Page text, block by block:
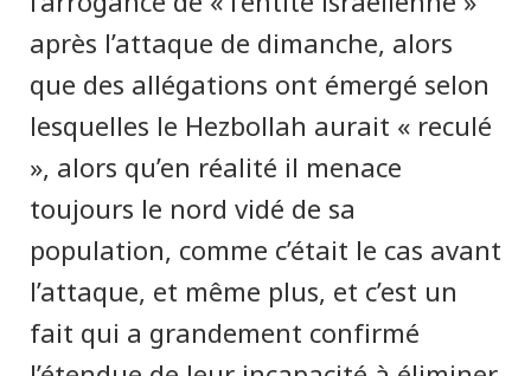
après l’attaque de dimanche, alors
que des allégations ont émergé selon
lesquelles le Hezbollah aurait « reculé
», alors qu’en réalité il menace
toujours le nord vidé de sa
population, comme c’était le cas avant
l’attaque, et même plus, et c’est un
fait qui a grandement confirmé